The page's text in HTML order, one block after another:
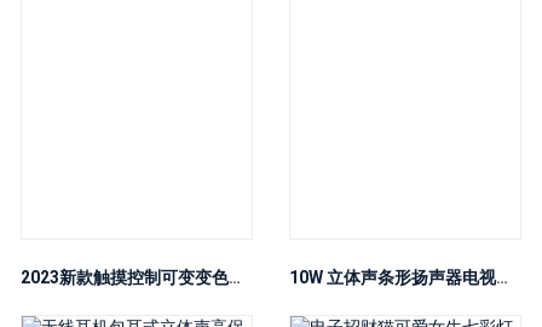
2023新款触摸控制可变变色音乐灯音箱七彩无线夜灯蓝牙音箱 10W 立体声条形扬声器电视条形音箱 BT 扬声器家庭影院无线便携式条形音箱扬声器